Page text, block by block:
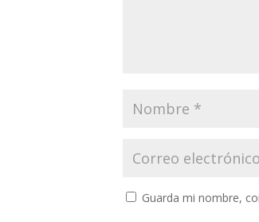
Guarda mi nombre,